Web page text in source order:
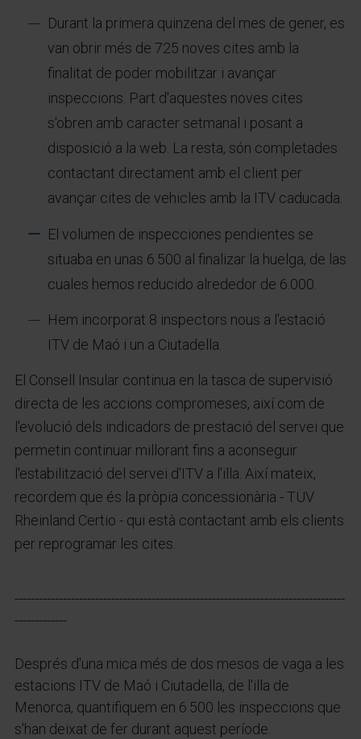
Durant la primera quinzena del mes de gener, es
van obrir més de 725 noves cites amb la
finalitat de poder mobilitzar i avançar
inspeccions. Part d'aquestes noves cites
s'obren amb caracter setmanal i posant a
disposició a la web. La resta, són completades
contactant directament amb el client per
avançar cites de vehicles amb la ITV caducada.
El volumen de inspecciones pendientes se
situaba en unas 6.500 al finalizar la huelga, de las
cuales hemos reducido alrededor de 6.000.
Hem incorporat 8 inspectors nous a l'estació
ITV de Maó i un a Ciutadella.
El Consell Insular continua en la tasca de supervisió
directa de les accions compromeses, així com de
l'evolució dels indicadors de prestació del servei que
permetin continuar millorant fins a aconseguir
l'estabilització del servei d'ITV a l'illa. Així mateix,
recordem que és la pròpia concessionària - TÜV
Rheinland Certio - qui està contactant amb els clients
per reprogramar les cites.
----------------------------------------------------------------------------------
-------------
Després d'una mica més de dos mesos de vaga a les
estacions ITV de Maó i Ciutadella, de l'illa de
Menorca, quantifiquem en 6.500 les inspeccions que
s'han deixat de fer durant aquest període.